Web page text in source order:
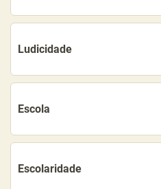
Ludicidade
Escola
Escolaridade